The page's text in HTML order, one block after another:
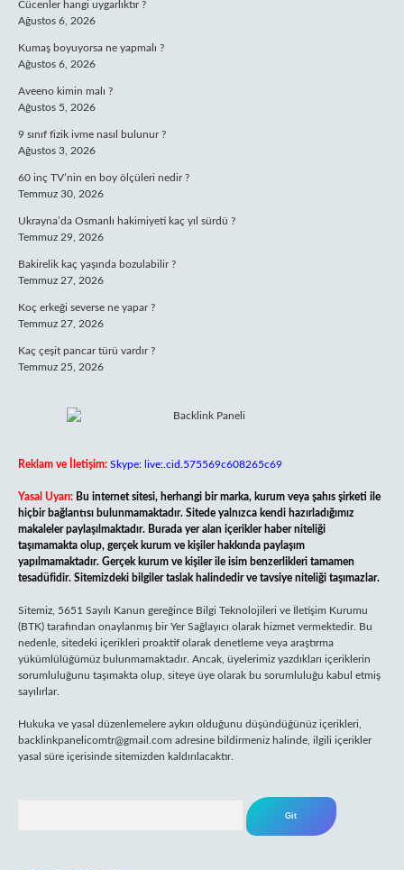
Cücenler hangi uygarlıktır ?
Ağustos 6, 2026
Kumaş boyuyorsa ne yapmalı ?
Ağustos 6, 2026
Aveeno kimin malı ?
Ağustos 5, 2026
9 sınıf fizik ivme nasıl bulunur ?
Ağustos 3, 2026
60 inç TV’nin en boy ölçüleri nedir ?
Temmuz 30, 2026
Ukrayna’da Osmanlı hakimiyeti kaç yıl sürdü ?
Temmuz 29, 2026
Bakirelik kaç yaşında bozulabilir ?
Temmuz 27, 2026
Koç erkeği severse ne yapar ?
Temmuz 27, 2026
Kaç çeşit pancar türü vardır ?
Temmuz 25, 2026
Reklam ve İletişim: Skype: live:.cid.575569c608265c69
Yasal Uyarı: Bu internet sitesi, herhangi bir marka, kurum veya şahıs şirketi ile
hiçbir bağlantısı bulunmamaktadır. Sitede yalnızca kendi hazırladığımız
makaleler paylaşılmaktadır. Burada yer alan içerikler haber niteliği
taşımamakta olup, gerçek kurum ve kişiler hakkında paylaşım
yapılmamaktadır. Gerçek kurum ve kişiler ile isim benzerlikleri tamamen
tesadüfidir. Sitemizdeki bilgiler taslak halindedir ve tavsiye niteliği taşımazlar.
Sitemiz, 5651 Sayılı Kanun gereğince Bilgi Teknolojileri ve İletişim Kurumu
(BTK) tarafından onaylanmış bir Yer Sağlayıcı olarak hizmet vermektedir. Bu
nedenle, sitedeki içerikleri proaktif olarak denetleme veya araştırma
yükümlülüğümüz bulunmamaktadır. Ancak, üyelerimiz yazdıkları içeriklerin
sorumluluğunu taşımakta olup, siteye üye olarak bu sorumluluğu kabul etmiş
sayılırlar.
Hukuka ve yasal düzenlemelere aykırı olduğunu düşündüğünüz içerikleri,
backlinkpanelicomtr@gmail.com adresine bildirmeniz halinde, ilgili içerikler
yasal süre içerisinde sitemizden kaldırılacaktır.